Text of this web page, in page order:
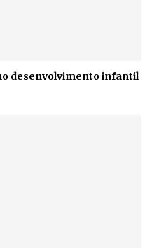
desenvolvimento infantil